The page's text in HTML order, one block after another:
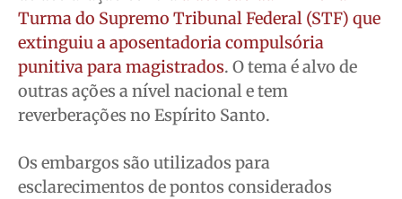
Quem Somos
Expediente
Contato
Anuncie
Termos de Uso
Quem Somos
Expediente
Contato
Anuncie
Termos de Uso
Quem Somos
Expediente
Contato
Anuncie
Termos de Uso
Quem Somos
Expediente
Contato
Anuncie
Termos de Uso
Turma do Supremo Tribunal Federal (STF) que
extinguiu a aposentadoria compulsória
punitiva para magistrados. O tema é alvo de
outras ações a nível nacional e tem
reverberações no Espírito Santo.
Os embargos são utilizados para
esclarecimentos de pontos considerados